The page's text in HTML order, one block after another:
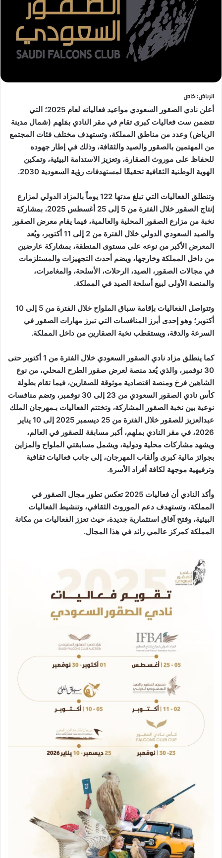
الرياض: خاص
أعلن نادي الصقور السعودي مواعيد فعالياته لعام 2025؛ التي
تتضمن ست فعاليات كبرى تقام في مقر النادي بمَلهم (شمال مدينة
الرياض) وعدد من مناطق المملكة، وتستهدف مختلف فئات المجتمع
من المهتمين بالصقور والصيد والثقافة، وذلك في إطار جهوده
للحفاظ على موروث الصقارة، وتعزيز الاستدامة البيئية، وتمكين
الهوية الوطنية الثقافية تحقيقًا لمستهدفات رؤية السعودية 2030.
وتنطلق الفعاليات التي تبلغ مدتها 122 يوماً بالمزاد الدولي لمزارع
إنتاج الصقور خلال الفترة من 5 إلى 25 أغسطس 2025، بمشاركة
نخبة من مزارع الصقور المحلية والعالمية، فيما يقام معرض الصقور
والصيد السعودي الدولي خلال الفترة من 2 إلى 11 أكتوبر، ويُعد
المعرض الأكبر من نوعه على مستوى المنطقة، بمشاركة عارضين
من داخل المملكة وخارجها، ويضم أحدث التجهيزات والمستلزمات
في مجالات الصقور، الصيد، الرحلات، الأسلحة، والمغامرات،
والمنصة الأولى لبيع أسلحة الصيد في المملكة.
وتتواصل الفعاليات بإقامة سباق الملواح خلال الفترة من 5 إلى 10
أكتوبر؛ وهو إحدى أبرز المنافسات التي تبرز مهارات الصقور في
السرعة والدقة، ويستقطب نخبة الصقارين من داخل المملكة.
كما ينطلق مزاد نادي الصقور السعودي خلال الفترة من 1 أكتوبر حتى
30 نوفمبر، والذي يُعد منصة لعرض صقور الطرح المحلي، من نوع
الشاهين فرخ ومنصة اقتصادية موثوقة للصقارين، فيما تقام بطولة
كأس نادي الصقور السعودي من 23 إلى 30 نوفمبر، وتضم منافسات
نوعية بين نخبة الصقور المشاركة، وتختتم الفعاليات بـمهرجان الملك
عبدالعزيز للصقور خلال الفترة من 25 ديسمبر 2025 إلى 10 يناير
2026، في مقر النادي بملهم، أكبر مسابقة للصقور في العالم،
ويشهد مشاركات محلية ودولية، ويشمل مسابقتي الملواح والمزاين
بجوائز مالية كبرى وألقاب المهرجان، إلى جانب فعاليات ثقافية
وترفيهية موجهة لكافة أفراد الأسرة.
وأكد النادي أن فعاليات 2025 تعكس تطور مجال الصقور في
المملكة، وتستهدف دعم الموروث الثقافي، وتنشيط الفعاليات
البيئية، وفتح آفاق استثمارية جديدة، حيث تعزز الفعاليات من مكانة
المملكة كمركز عالمي رائد في هذا المجال.